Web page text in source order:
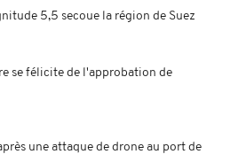
5,5 secoue la région de Suez
se félicite de l'approbation de
une attaque de drone au port de